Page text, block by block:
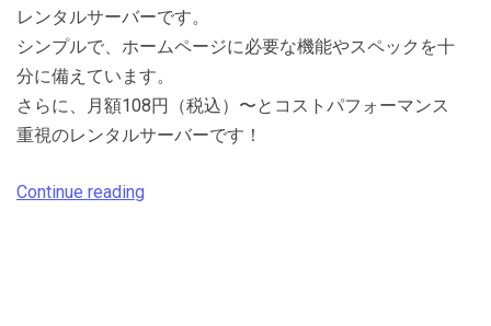
レンタルサーバーです。
シンプルで、ホームページに必要な機能やスペックを十
分に備えています。
さらに、月額108円（税込）〜とコストパフォーマンス
重視のレンタルサーバーです！
Continue reading